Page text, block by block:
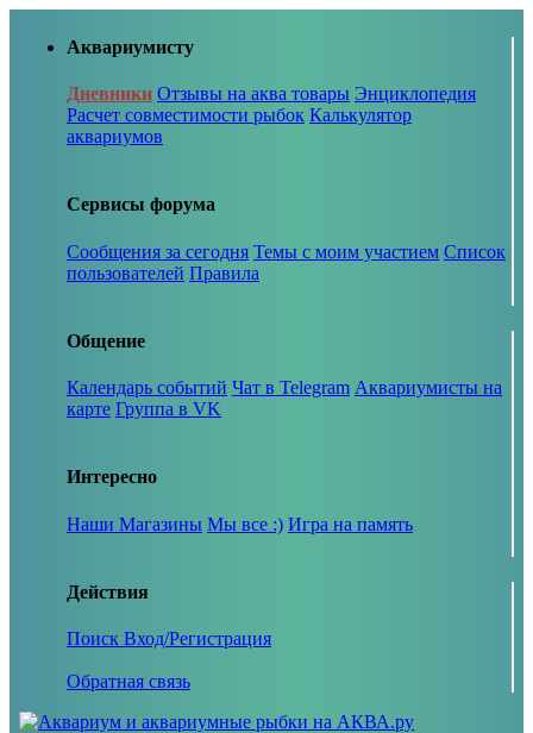
Аквариумисту
Дневники Отзывы на аква товары Энциклопедия
Расчет совместимости рыбок Калькулятор
аквариумов
Сервисы форума
Сообщения за сегодня Темы с моим участием Список
пользователей Правила
Общение
Календарь событий Чат в Telegram Аквариумисты на
карте Группа в VK
Интересно
Наши Магазины Мы все :) Игра на память
Действия
Поиск Вход/Регистрация
Обратная связь